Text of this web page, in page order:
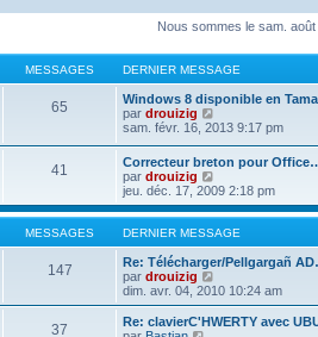
Nous sommes le sam.
MESSAGES DERNIER MESSAGE
65
Windows 8 disponible en
par drouizig
o
u
l
t
e
r
l
d
e
r
n
i
sam. févr. 16, 2013 9:17 pm
41
Correcteur breton pour
par drouizig
o
n
s
u
l
t
r
l
e
jeu. déc. 17, 2009 2:18 pm
MESSAGES DERNIER MESSAGE
147
Re: Télécharger/Pellgargañ
par drouizig
o
n
s
dim. avr. 04, 2010 10:24 am
37
Re: clavierC'HWERTY avec